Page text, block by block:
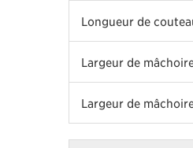
Longueur de
Largeur de
Largeur de